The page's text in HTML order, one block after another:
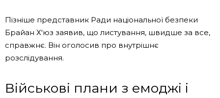
Пізніше представник Ради національної безпеки
Брайан Х'юз заявив, що листування, швидше за все,
справжнє. Він оголосив про внутрішнє
розслідування.
Військові плани з емоджі і